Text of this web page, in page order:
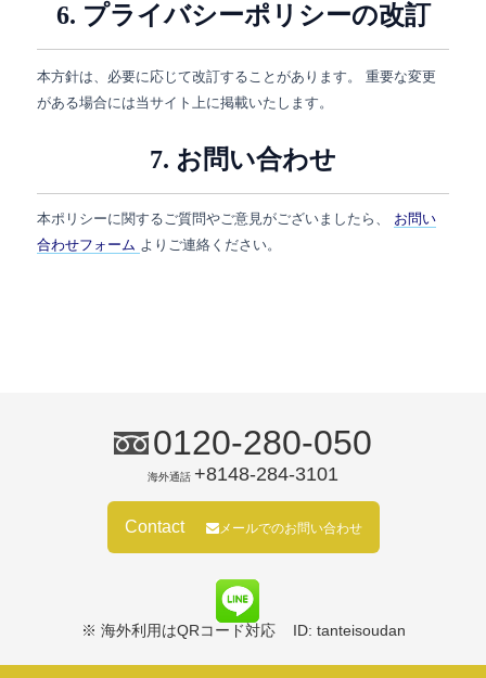
6. プライバシーポリシーの改訂
本方針は、必要に応じて改訂することがあります。 重要な変更
がある場合には当サイト上に掲載いたします。
7. お問い合わせ
本ポリシーに関するご質問やご意見がございましたら、 お問い
合わせフォーム よりご連絡ください。
0120-280-050
海外通話 +8148-284-3101
Contact メールでのお問い合わせ
※ 海外利用はQRコード対応 ID: tanteisoudan